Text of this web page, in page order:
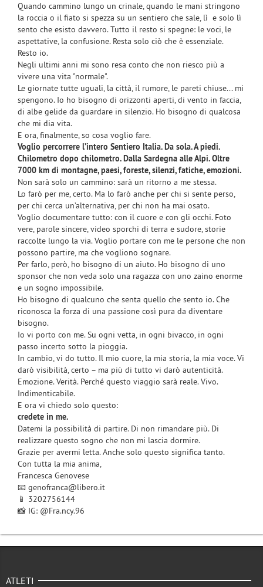
Quando cammino lungo un crinale, quando le mani stringono
la roccia o il fiato si spezza su un sentiero che sale, lì e solo lì
sento che esisto davvero. Tutto il resto si spegne: le voci, le
aspettative, la confusione. Resta solo ciò che è essenziale.
Resto io.
Negli ultimi anni mi sono resa conto che non riesco più a
vivere una vita "normale".
Le giornate tutte uguali, la città, il rumore, le pareti chiuse... mi
spengono. Io ho bisogno di orizzonti aperti, di vento in faccia,
di albe gelide da guardare in silenzio. Ho bisogno di qualcosa
che mi dia vita.
E ora, finalmente, so cosa voglio fare.
Voglio percorrere l’intero Sentiero Italia. Da sola. A piedi.
Chilometro dopo chilometro. Dalla Sardegna alle Alpi. Oltre
7000 km di montagne, paesi, foreste, silenzi, fatiche, emozioni.
Non sarà solo un cammino: sarà un ritorno a me stessa.
Lo farò per me, certo. Ma lo farò anche per chi si sente perso,
per chi cerca un’alternativa, per chi non ha mai osato.
Voglio documentare tutto: con il cuore e con gli occhi. Foto
vere, parole sincere, video sporchi di terra e sudore, storie
raccolte lungo la via. Voglio portare con me le persone che non
possono partire, ma che vogliono sognare.
Per farlo, però, ho bisogno di un aiuto. Ho bisogno di uno
sponsor che non veda solo una ragazza con uno zaino enorme
e un sogno impossibile.
Ho bisogno di qualcuno che senta quello che sento io. Che
riconosca la forza di una passione così pura da diventare
bisogno.
Io vi porto con me. Su ogni vetta, in ogni bivacco, in ogni
passo incerto sotto la pioggia.
In cambio, vi do tutto. Il mio cuore, la mia storia, la mia voce. Vi
darò visibilità, certo – ma più di tutto vi darò autenticità.
Emozione. Verità. Perché questo viaggio sarà reale. Vivo.
Indimenticabile.
E ora vi chiedo solo questo:
credete in me.
Datemi la possibilità di partire. Di non rimandare più. Di
realizzare questo sogno che non mi lascia dormire.
Grazie per avermi letta. Anche solo questo significa tanto.
Con tutta la mia anima,
Francesca Genovese
📧 genofranca@libero.it
📱 3202756144
📸 IG: @Fra.ncy.96
ATLETI